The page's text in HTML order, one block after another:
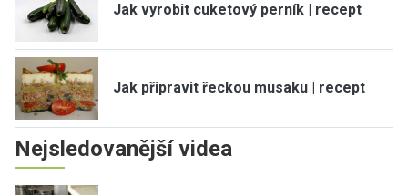
Jak vyrobit cuketový perník | recept
Jak připravit řeckou musaku | recept
Nejsledovanější videa